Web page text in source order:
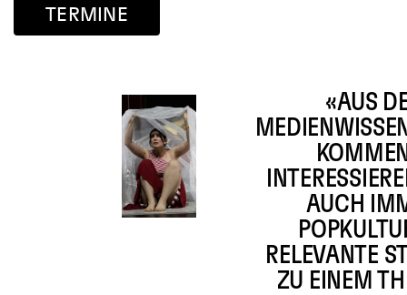
TERMINE
«AUS
AUCH
RELEVANTE
ZU EINEM